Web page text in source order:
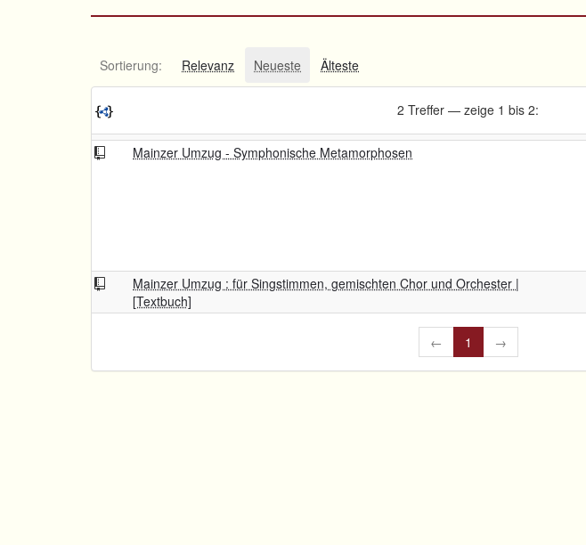
Sortierung: Relevanz Neueste Älteste
2 Treffer — zeige 1 bis 2:
Mainzer Umzug - Symphonische Metamorphosen
Mainzer Umzug : für Singstimmen, gemischten Chor und Orchester |
[Textbuch]
← 1 →